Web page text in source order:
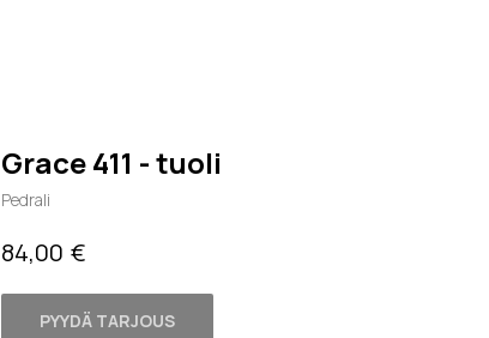
Grace 411 - tuoli
Pedrali
84,00 €
PYYDÄ TARJOUS